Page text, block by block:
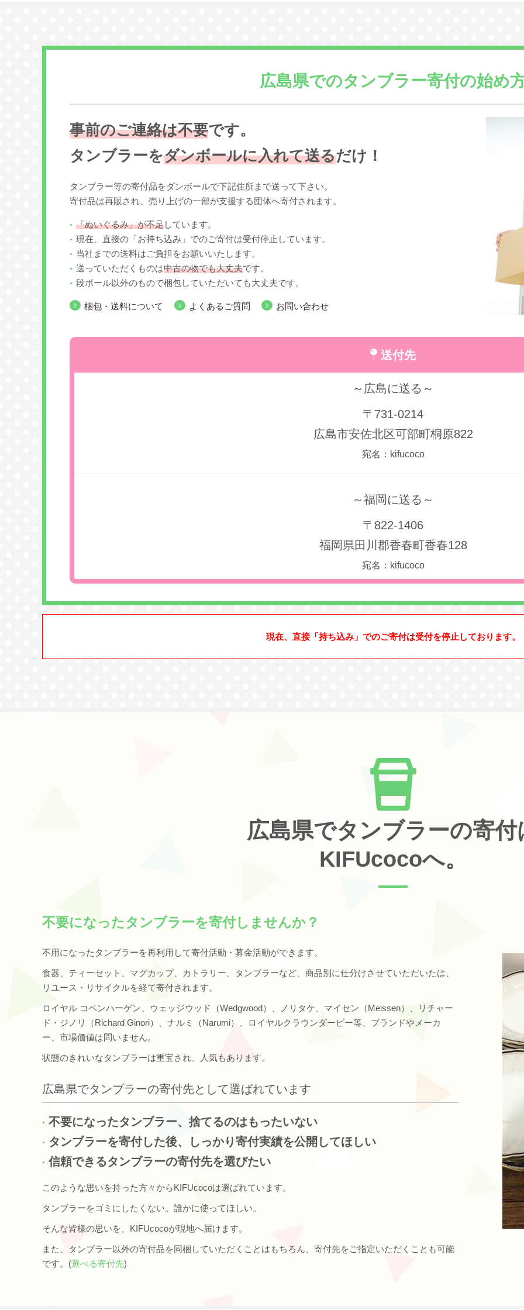
広島県でのタンブラー寄付の始め
事前のご連絡は不要です。
タンブラーをダンボールに入れて送るだけ！
タンブラー等の寄付品をダンボールで下記住所まで送って下さい。
寄付品は再販され、売り上げの一部が支援する団体へ寄付されます。
「ぬいぐるみ」が不足しています。
現在、直接の「お持ち込み」でのご寄付は受付停止しています。
当社までの送料はご負担をお願いいたします。
送っていただくものは中古の物でも大丈夫です。
段ボール以外のもので梱包していただいても大丈夫です。
梱包・送料について よくあるご質問 お問い合わせ
送付先
～広島に送る～
〒731-0214
広島市安佐北区可部町桐原822
宛名：kifucoco
～福岡に送る～
〒822-1406
福岡県田川郡香春町香春128
宛名：kifucoco
現在、直接「持ち込み」でのご寄付は受付を停止しております。
広島県でタンブラーの寄付
KIFUcocoへ。
不要になったタンブラーを寄付しませんか？
不用になったタンブラーを再利用して寄付活動・募金活動ができます。
食器、ティーセット、マグカップ、カトラリー、タンブラーなど、商品別に仕分けさせていただいたは、
リユース・リサイクルを経て寄付されます。
ロイヤル コペンハーゲン、ウェッジウッド（Wedgwood）、ノリタケ、マイセン（Meissen）、リチャー
ド・ジノリ（Richard Ginori）、ナルミ（Narumi）、ロイヤルクラウンダービー等、ブランドやメーカ
ー、市場価値は問いません。
状態のきれいなタンブラーは重宝され、人気もあります。
広島県でタンブラーの寄付先として選ばれています
不要になったタンブラー、捨てるのはもったいない
タンブラーを寄付した後、しっかり寄付実績を公開してほしい
信頼できるタンブラーの寄付先を選びたい
このような思いを持った方々からKIFUcocoは選ばれています。
タンブラーをゴミにしたくない。誰かに使ってほしい。
そんな皆様の思いを、KIFUcocoが現地へ届けます。
また、タンブラー以外の寄付品を同梱していただくことはもちろん、寄付先をご指定いただくことも可能
です。(選べる寄付先)